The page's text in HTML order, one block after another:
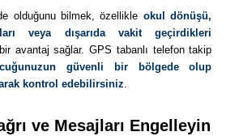
olduğunu bilmek, özellikle okul dönüşü,
veya dışarıda vakit geçirdikleri
avantaj sağlar. GPS tabanlı telefon takip
güvenli bir bölgede olup
kontrol edebilirsiniz.
ve Mesajları Engelleyin